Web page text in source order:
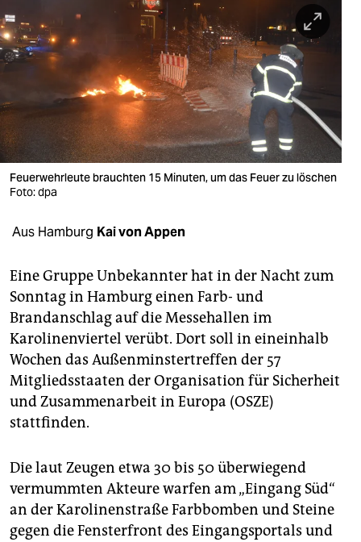
berlin
nord
wahrheit
verlag
verlag
veranstaltungen
shop
unterstützen
abo
genossenschaft
epaper login
Feuerwehrleute brauchten 15 Minuten, um das Feuer zu löschen
Foto: dpa
Aus Hamburg Kai von Appen
Eine Gruppe Unbekannter hat in der Nacht zum
Sonntag in Hamburg einen Farb- und
Brandanschlag auf die Messehallen im
Karolinenviertel verübt. Dort soll in eineinhalb
Wochen das Außenminstertreffen der 57
Mitgliedsstaaten der Organisation für Sicherheit
und Zusammenarbeit in Europa (OSZE)
stattfinden.
Die laut Zeugen etwa 30 bis 50 überwiegend
vermummten Akteure warfen am „Eingang Süd“
an der Karolinenstraße Farbbomben und Steine
gegen die Fensterfront des Eingangsportals und